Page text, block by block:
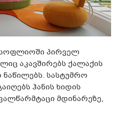
პირველ
აკავშირებს ქალაქის
სასტუმრო
ჰანის ხიდის
მდინარეზე,